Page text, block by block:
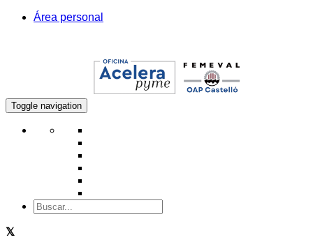
Área personal
Toggle navigation